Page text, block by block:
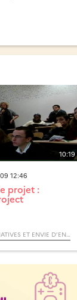
10:19
12:46
projet :
JOURNÉE INITIATIVES ET ENVIE D’ENTREPRENDRE (COLLOQUE)